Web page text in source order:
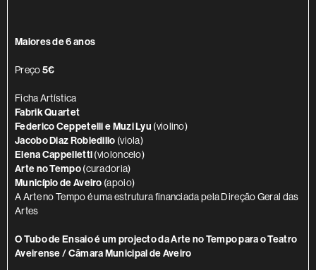
Maiores de 6 anos
Preço5€
Ficha Artística
Fabrik Quartet
Federico Ceppetelli e Muzi Lyu (violino)
Jacobo Diaz Robledillo (viola)
Elena Cappelletti(violoncelo)
Arte no Tempo(curadoria)
Município de Aveiro (apoio)
A Arte no Tempo é uma estrutura financiada pela Direção Geral das
Artes
O Tubo de Ensaio é um projecto da Arte no Tempo para o Teatro
Aveirense / Câmara Municipal de Aveiro